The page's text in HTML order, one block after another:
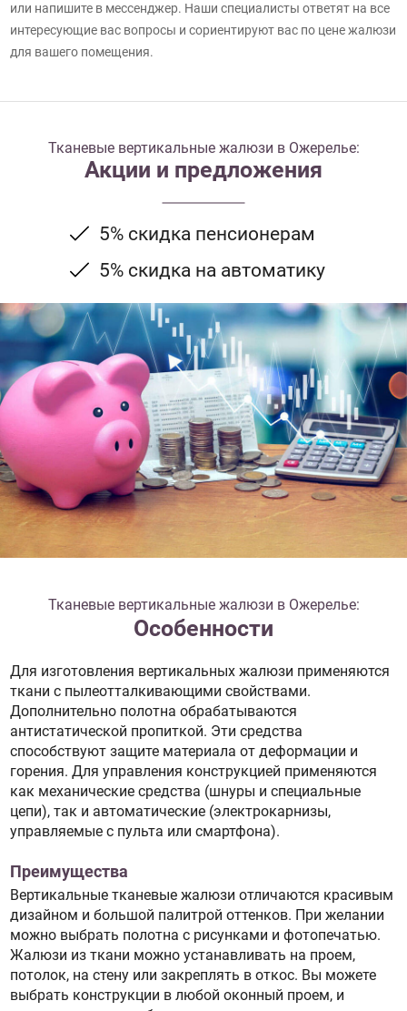
или напишите в мессенджер. Наши специалисты ответят на все
интересующие вас вопросы и сориентируют вас по цене жалюзи
для вашего помещения.
Тканевые вертикальные жалюзи в Ожерелье:
Акции и предложения
5% скидка пенсионерам
5% скидка на автоматику
Тканевые вертикальные жалюзи в Ожерелье:
Особенности
Для изготовления вертикальных жалюзи применяются
ткани с пылеотталкивающими свойствами.
Дополнительно полотна обрабатываются
антистатической пропиткой. Эти средства
способствуют защите материала от деформации и
горения. Для управления конструкцией применяются
как механические средства (шнуры и специальные
цепи), так и автоматические (электрокарнизы,
управляемые с пульта или смартфона).
Преимущества
Вертикальные тканевые жалюзи отличаются красивым
дизайном и большой палитрой оттенков. При желании
можно выбрать полотна с рисунками и фотопечатью.
Жалюзи из ткани можно устанавливать на проем,
потолок, на стену или закреплять в откос. Вы можете
выбрать конструкции в любой оконный проем, и